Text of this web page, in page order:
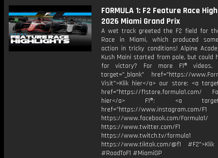
FORMULA 1: F2 Feature Race
2026 Miami Grand Prix
A wet track greeted the F2 field for
Race in Miami, which produced
action in tricky conditions! Alpine
Kush Maini started from pole, but could
for victory? For more F1® videos,
target="_blank" href="https://
Visit">Klik hier</a> our store: <a
href="https://f1store.formula1.com/
hier</a> F1®: <a
href="https://www.instagram.com/F1
https://www.facebook.com/Formula1/
https://www.twitter.com/F1
https://www.twitch.tv/formula1
https://www.tiktok.com/@f1
#RoadToF1 #MiamiGP